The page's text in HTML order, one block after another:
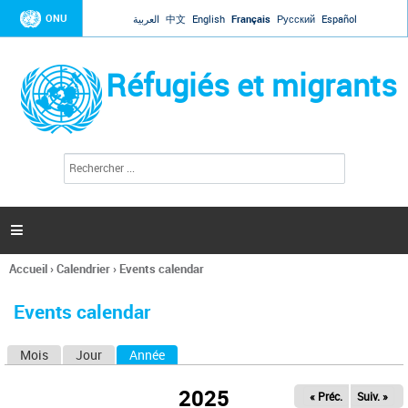
Jump to navigation
ONU العربية 中文 English Français Русский Español
Réfugiés et migrants
l
c
h
e

Vous
ici
Accueil›Calendrier› Events calendar
Events calendar
Mois Jour Année
2025 « Préc. Suiv. »